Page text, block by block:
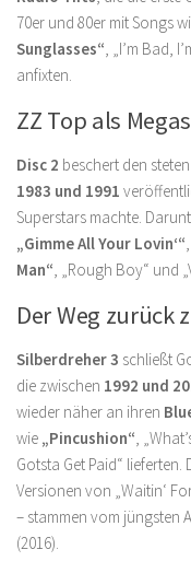
70er und 80er mit Songs
Sunglasses“ , „I’m Bad,
anfixten.
ZZ Top als
Disc 2 beschert den steten
1983 und 1991
Superstars machte.
„Gimme All Your Lovin‘“
Man“ , „Rough Boy“ und
Der Weg zurück
Silberdreher 3 schließt
die zwischen 1992 und
wieder näher an ihren
wie „Pincushion“ ,
Gotsta Get Paid“ lieferten.
Versionen von „Waitin‘
– stammen vom jüngsten
(2016).